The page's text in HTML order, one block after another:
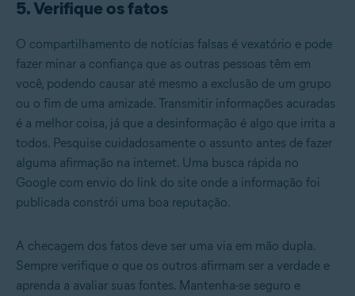
5. Verifique os fatos
O compartilhamento de notícias falsas é vexatório e pode
fazer minar a confiança que as outras pessoas têm em
você, podendo causar até mesmo a exclusão de um grupo
ou o fim de uma amizade. Transmitir informações acuradas
é a melhor coisa, já que a desinformação é algo que irrita a
todos. Pesquise cuidadosamente o assunto antes de fazer
alguma afirmação na internet. Uma busca rápida no
Google com envio do link do site onde a informação foi
publicada constrói uma boa reputação.
A checagem dos fatos deve ser uma via em mão dupla.
Sempre verifique o que os outros afirmam ser a verdade e
aprenda a avaliar suas fontes. Mantenha-se seguro e